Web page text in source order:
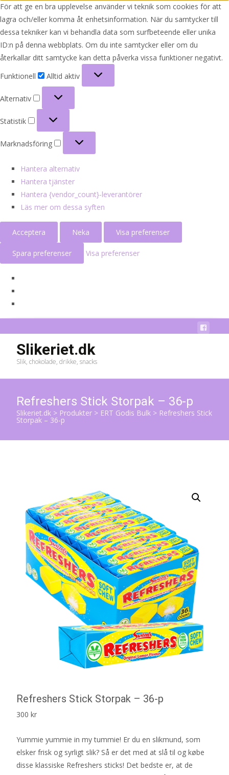
För att ge en bra upplevelse använder vi teknik som cookies för att
lagra och/eller komma åt enhetsinformation. När du samtycker till
dessa tekniker kan vi behandla data som surfbeteende eller unika
ID:n på denna webbplats. Om du inte samtycker eller om du
återkallar ditt samtycke kan detta påverka vissa funktioner negativt.
Funktionell
Alltid aktiv
Alternativ
Statistik
Marknadsföring
Hantera alternativ
Hantera tjänster
Hantera {vendor_count}-leverantörer
Läs mer om dessa syften
Acceptera Neka Visa preferenser
Spara preferenser Visa preferenser
Slikeriet.dk
Slik, chokolade, drikke, snacks
Refreshers Stick Storpak – 36-p
Slikeriet.dk > Produkter > ERT Godis Bulk > Refreshers Stick
Storpak – 36-p
Refreshers Stick Storpak – 36-p
300 kr
Yummie yummie in my tummie! Er du en slikmund, som
elsker frisk og syrligt slik? Så er det med at slå til og købe
disse klassiske Refreshers sticks! Det bedste er, at de